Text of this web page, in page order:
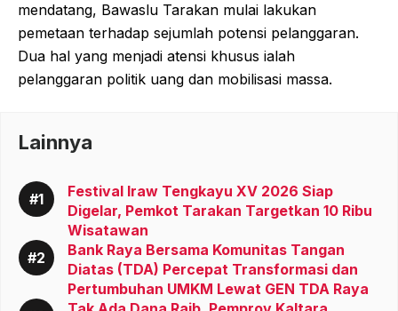
mendatang, Bawaslu Tarakan mulai lakukan
pemetaan terhadap sejumlah potensi pelanggaran.
Dua hal yang menjadi atensi khusus ialah
pelanggaran politik uang dan mobilisasi massa.
Lainnya
Festival Iraw Tengkayu XV 2026 Siap
Digelar, Pemkot Tarakan Targetkan 10 Ribu
Wisatawan
Bank Raya Bersama Komunitas Tangan
Diatas (TDA) Percepat Transformasi dan
Pertumbuhan UMKM Lewat GEN TDA Raya